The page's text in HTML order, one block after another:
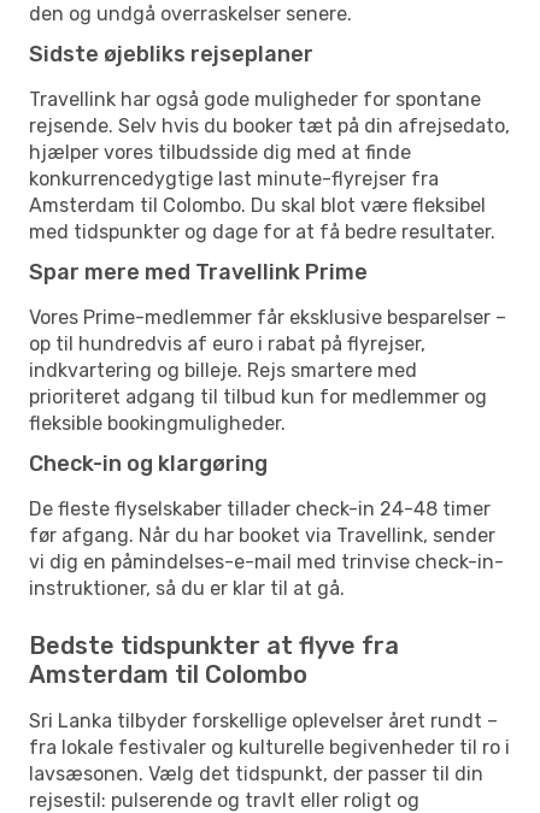
den og undgå overraskelser senere.
Sidste øjebliks rejseplaner
Travellink har også gode muligheder for spontane
rejsende. Selv hvis du booker tæt på din afrejsedato,
hjælper vores tilbudsside dig med at finde
konkurrencedygtige last minute-flyrejser fra
Amsterdam til Colombo. Du skal blot være fleksibel
med tidspunkter og dage for at få bedre resultater.
Spar mere med Travellink Prime
Vores Prime-medlemmer får eksklusive besparelser –
op til hundredvis af euro i rabat på flyrejser,
indkvartering og billeje. Rejs smartere med
prioriteret adgang til tilbud kun for medlemmer og
fleksible bookingmuligheder.
Check-in og klargøring
De fleste flyselskaber tillader check-in 24-48 timer
før afgang. Når du har booket via Travellink, sender
vi dig en påmindelses-e-mail med trinvise check-in-
instruktioner, så du er klar til at gå.
Bedste tidspunkter at flyve fra
Amsterdam til Colombo
Sri Lanka tilbyder forskellige oplevelser året rundt –
fra lokale festivaler og kulturelle begivenheder til ro i
lavsæsonen. Vælg det tidspunkt, der passer til din
rejsestil: pulserende og travlt eller roligt og